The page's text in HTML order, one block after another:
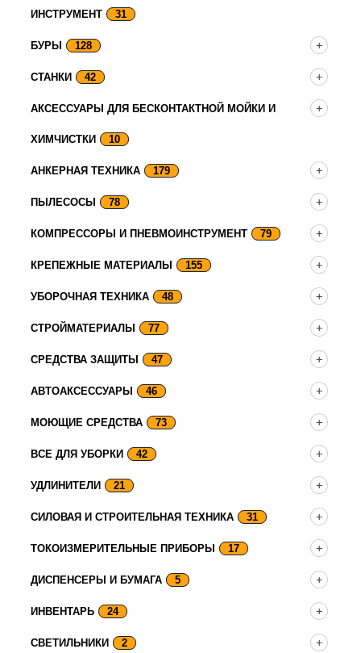
ИНСТРУМЕНТ 31
БУРЫ 128
СТАНКИ 42
АКСЕССУАРЫ ДЛЯ БЕСКОНТАКТНОЙ МОЙКИ И
ХИМЧИСТКИ 10
АНКЕРНАЯ ТЕХНИКА 179
ПЫЛЕСОСЫ 78
КОМПРЕССОРЫ И ПНЕВМОИНСТРУМЕНТ 79
КРЕПЕЖНЫЕ МАТЕРИАЛЫ 155
УБОРОЧНАЯ ТЕХНИКА 48
СТРОЙМАТЕРИАЛЫ 77
СРЕДСТВА ЗАЩИТЫ 47
АВТОАКСЕССУАРЫ 46
МОЮЩИЕ СРЕДСТВА 73
ВСЕ ДЛЯ УБОРКИ 42
УДЛИНИТЕЛИ 21
СИЛОВАЯ И СТРОИТЕЛЬНАЯ ТЕХНИКА 31
ТОКОИЗМЕРИТЕЛЬНЫЕ ПРИБОРЫ 17
ДИСПЕНСЕРЫ И БУМАГА 5
ИНВЕНТАРЬ 24
СВЕТИЛЬНИКИ 2